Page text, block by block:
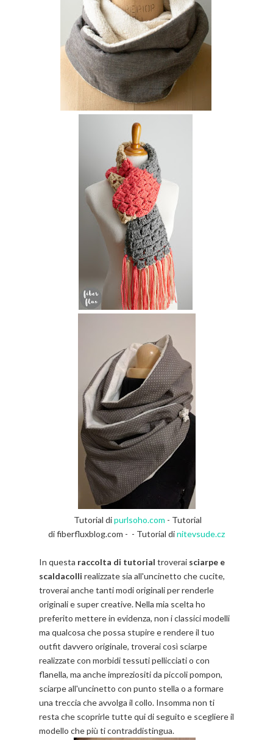
Tutorial dipurlsoho.com - Tutorial
difiberfluxblog.com - - Tutorial dinitevsude.cz
In questa raccolta di tutorial troverai sciarpe e
scaldacolli realizzate sia all'uncinetto che cucite,
troverai anche tanti modi originali per renderle
originali e super creative. Nella mia scelta ho
preferito mettere in evidenza, non i classici modelli
ma qualcosa che possa stupire e rendere il tuo
outfit davvero originale, troverai così sciarpe
realizzate con morbidi tessuti pellicciati o con
flanella, ma anche impreziositi da piccoli pompon,
sciarpe all'uncinetto con punto stella o a formare
una treccia che avvolga il collo. Insomma non ti
resta che scoprirle tutte qui di seguito e scegliere il
modello che più ti contraddistingua.